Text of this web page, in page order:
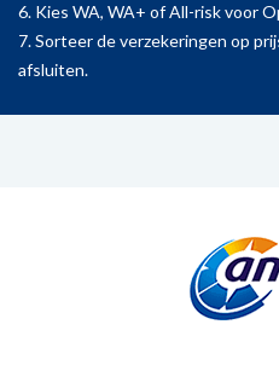
6. Kies WA, WA+ of All-risk voor
7. Sorteer de verzekeringen op
afsluiten.